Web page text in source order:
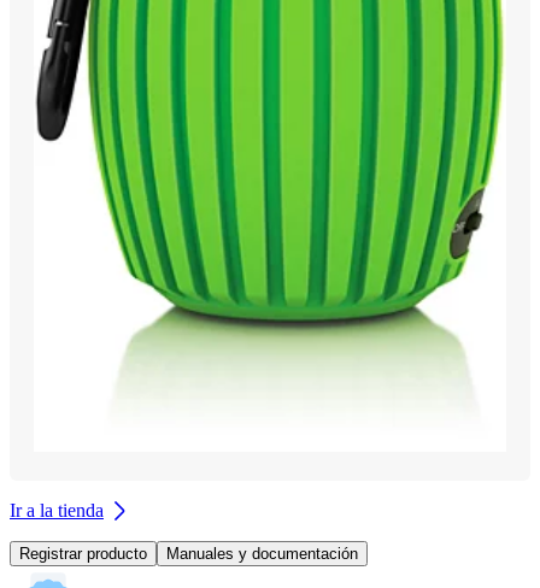
Ir a la tienda
Registrar producto Manuales y documentación